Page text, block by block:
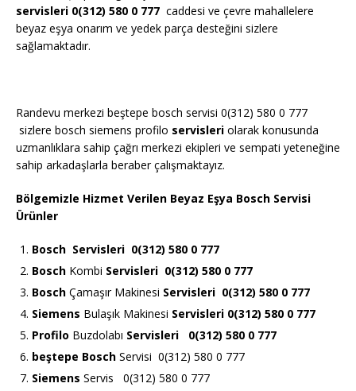
servisleri 0(312) 580 0 777 caddesi ve çevre mahallelere
beyaz eşya onarım ve yedek parça desteğini sizlere
sağlamaktadır.
Randevu merkezi beştepe bosch servisi 0(312) 580 0 777
sizlere bosch siemens profilo servisleri olarak konusunda
uzmanlıklara sahip çağrı merkezi ekipleri ve sempati yeteneğine
sahip arkadaşlarla beraber çalışmaktayız.
Bölgemizle Hizmet Verilen Beyaz Eşya Bosch Servisi
Ürünler
Bosch Servisleri 0(312) 580 0 777
Bosch Kombi Servisleri 0(312) 580 0 777
Bosch Çamaşır Makinesi Servisleri 0(312) 580 0 777
Siemens Bulaşık Makinesi Servisleri 0(312) 580 0 777
Profilo Buzdolabı Servisleri 0(312) 580 0 777
beştepe Bosch Servisi 0(312) 580 0 777
Siemens Servis 0(312) 580 0 777